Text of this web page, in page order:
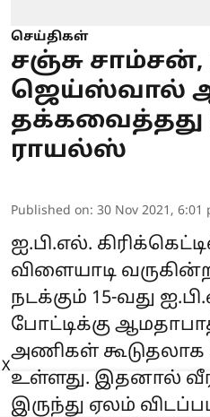
செய்திகள்
சஞ்சு சாம்சன்,
ஜெய்ஸ்வால்
ராயல்ஸ்
Published on: 30 Nov 2021, 6:01
ஐ.பி.எல்.
விளையாடி
நடக்கும் 15-வது
போட்டிக்கு
அணிகள் கூடுதலாக
உள்ளது. இதனால்
இருந்து ஏலம்
X